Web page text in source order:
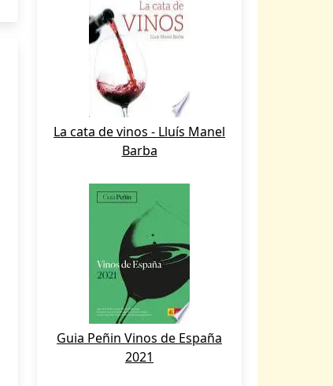
La cata de vinos - Lluís Manel
Barba
Guia Peñin Vinos de España
2021